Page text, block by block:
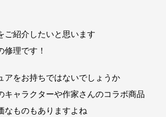
ご紹介したいと思います
理です！
アをお持ちではないでしょうか
キャラクターや作家さんのコラボ商品
なものもありますよね